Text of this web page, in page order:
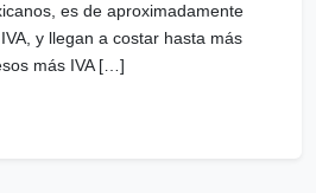
es de aproximadamente
y llegan a costar hasta más
más IVA […]